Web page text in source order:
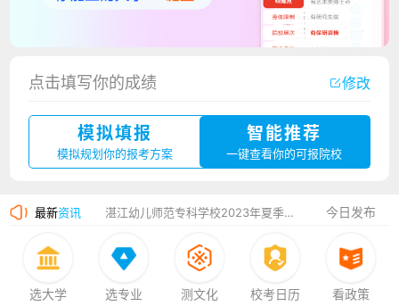
点击填写你的成绩 修改
模拟填报
模拟规划你的报考方案
智能推荐
一键查看你的可报院校
最新资讯
厦门大学嘉庚学院2023年艺术类招生简章
湛江幼儿师范专科学校2023年夏季高考招生简章
香港中文大学（深圳）2023年夏季高考招生简章
今日发布
选大学 选专业 测文化 校考日历 看政策